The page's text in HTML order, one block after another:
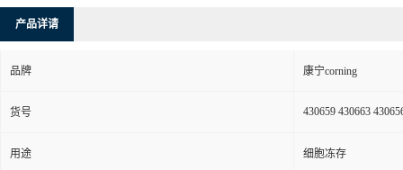
产品详请
品牌 康宁corning
货号 430659 430663
用途 细胞冻存